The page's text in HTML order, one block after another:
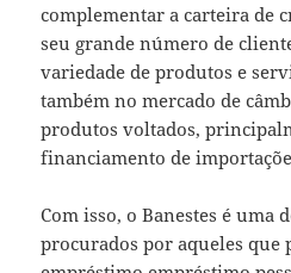
complementar a carteira de
seu grande número de
variedade de produtos e
também no mercado de
produtos voltados,
financiamento de
Com isso, o Banestes é uma
procurados por aqueles que